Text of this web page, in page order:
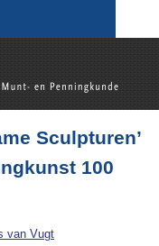
voor Munt- en
Sculpturen’
100
van Vugt